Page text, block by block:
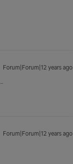
Forum|Forum|12 years ago
Forum|Forum|12 years ago